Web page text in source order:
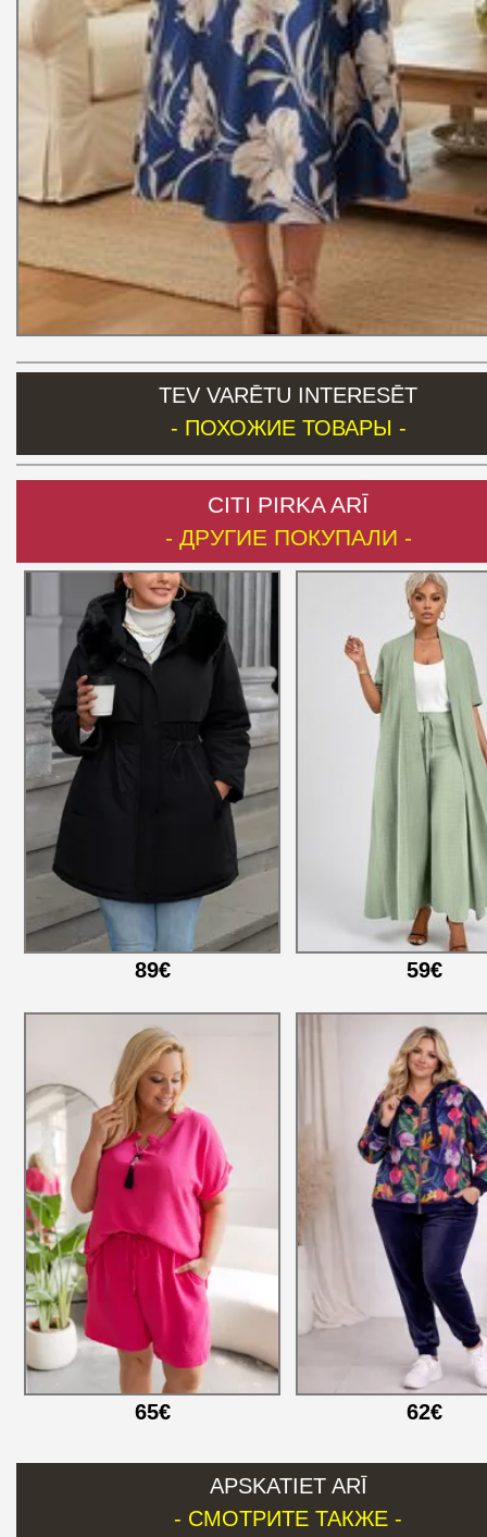
TEV VARĒTU INTERESĒT
- ПОХОЖИЕ ТОВАРЫ -
CITI PIRKA ARĪ
- ДРУГИЕ ПОКУПАЛИ -
89€ 59€
65€ 62€
APSKATIET ARĪ
- СМОТРИТЕ ТАКЖЕ -